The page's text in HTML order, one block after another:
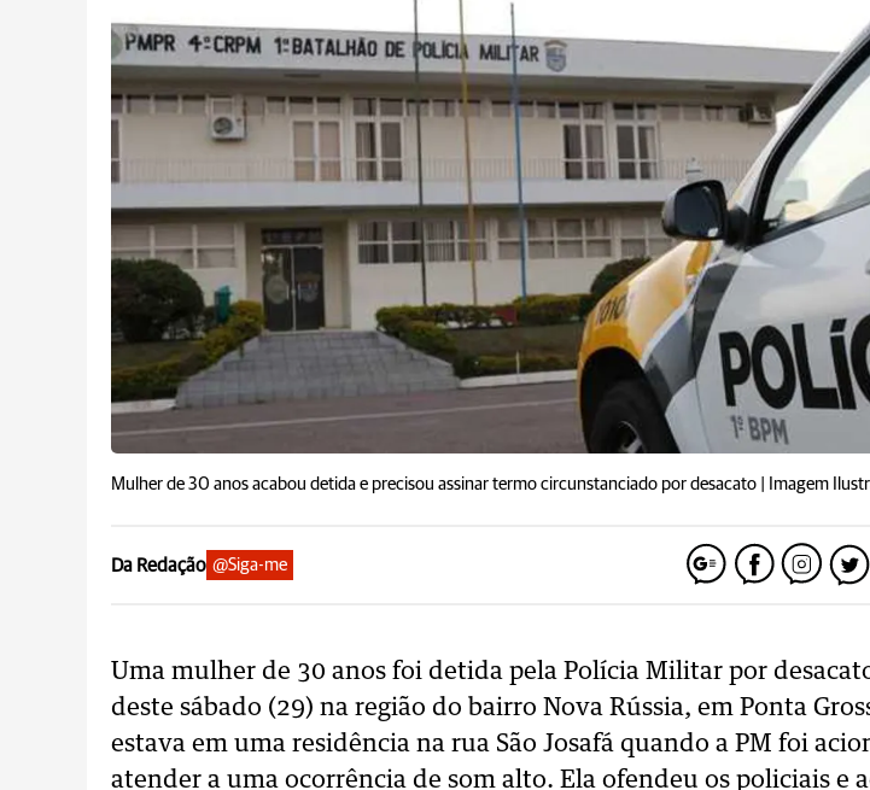
Mulher de 30 anos acabou detida e precisou assinar termo circunstanciado por desacato | Imagem
Da Redação @Siga-me
Uma mulher de 30 anos foi detida pela Polícia Militar por
deste sábado (29) na região do bairro Nova Rússia, em Ponta
estava em uma residência na rua São Josafá quando a PM foi
atender a uma ocorrência de som alto. Ela ofendeu os policiais e